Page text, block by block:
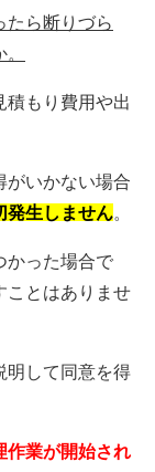
たら断りづら
積もり費用や出
がいかない場合
発生しません
かった場合で
ことはありませ
明して同意を得
作業が開始され